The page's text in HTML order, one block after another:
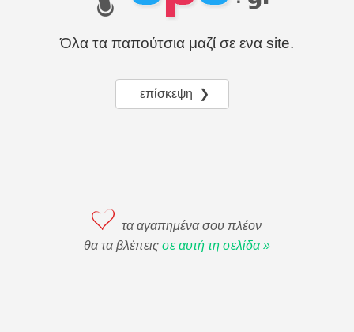
Όλα τα παπούτσια μαζί σε ενα site.
επίσκεψη ❯
τα αγαπημένα σου πλέον
θα τα βλέπεις σε αυτή τη σελίδα »